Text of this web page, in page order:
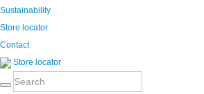
Sustainability
Store locator
Contact
Store locator